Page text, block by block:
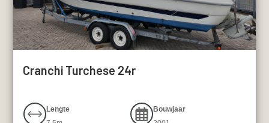
Cranchi Turchese 24r
Lengte
Bouwjaar